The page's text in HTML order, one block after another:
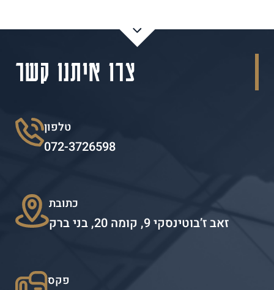
צרו איתנו קשר
טלפון
072-3726598
כתובת
זאב ז’בוטינסקי 9, קומה 20, בני ברק
פקס